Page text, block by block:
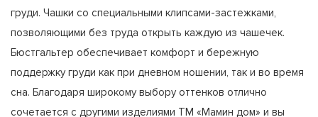
груди. Чашки со специальными клипсами-застежками,
позволяющими без труда открыть каждую из чашечек.
Бюстгальтер обеспечивает комфорт и бережную
поддержку груди как при дневном ношении, так и во время
сна. Благодаря широкому выбору оттенков отлично
сочетается с другими изделиями ТМ «Мамин дом» и вы